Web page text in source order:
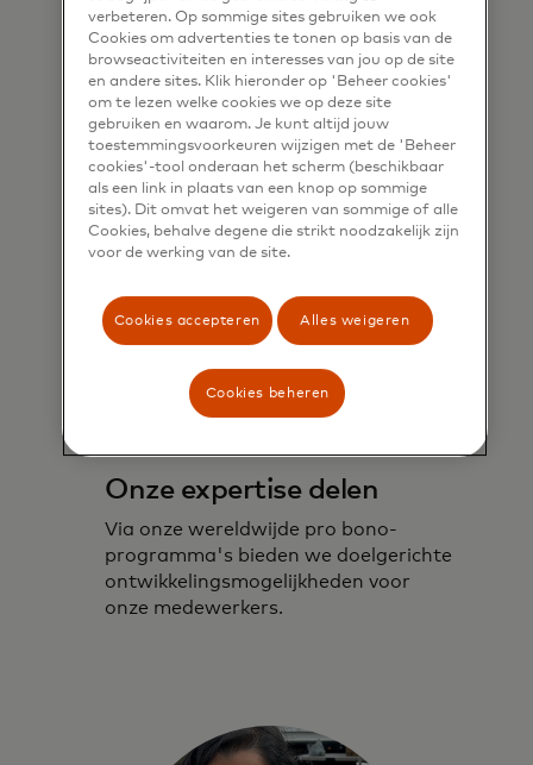
Meer informatie
Onze expertise delen
Via onze wereldwijde pro bono-
programma's bieden we doelgerichte
ontwikkelingsmogelijkheden voor
onze medewerkers.
verbeteren. Op sommige sites gebruiken we ook
Cookies om advertenties te tonen op basis van de
browseactiviteiten en interesses van jou op de site
en andere sites. Klik hieronder op 'Beheer cookies'
om te lezen welke cookies we op deze site
gebruiken en waarom. Je kunt altijd jouw
toestemmingsvoorkeuren wijzigen met de 'Beheer
cookies'-tool onderaan het scherm (beschikbaar
als een link in plaats van een knop op sommige
sites). Dit omvat het weigeren van sommige of alle
Cookies, behalve degene die strikt noodzakelijk zijn
voor de werking van de site.
Cookies accepteren Alles weigeren
Cookies beheren